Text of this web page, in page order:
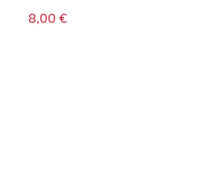
8,00 €